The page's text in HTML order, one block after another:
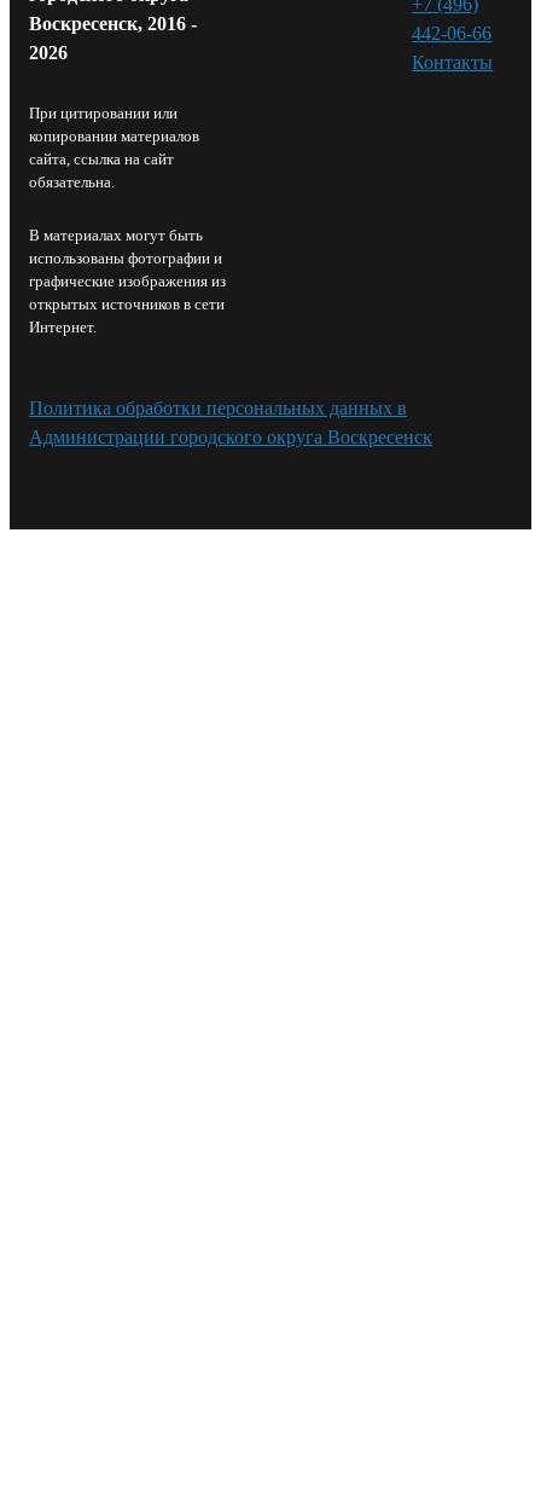
Воскресенск, 2016 -
2026
При цитировании или
копировании материалов
сайта, ссылка на сайт
обязательна.
В материалах могут быть
использованы фотографии и
графические изображения из
открытых источников в сети
Интернет.
442-06-66
Контакты⁠
Политика обработки персональных данных в
Администрации городского округа Воскресенск